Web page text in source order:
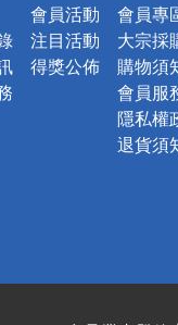
會員活動
注目活動
得獎公佈
會員專
大宗採
購物須
會員服
隱私權
退貨須